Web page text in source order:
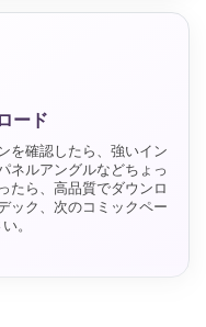
ード
を確認したら、強いイン
ネルアングルなどちょっ
たら、高品質でダウンロ
ック、次のコミックペー
。